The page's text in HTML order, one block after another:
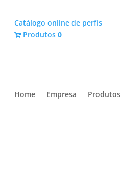
Catálogo online de perfis
Produtos 0
Home Empresa Produtos